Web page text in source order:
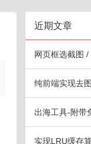
近期文章
网页框选截图
纯前端实现去
出海工具-附带
实现LRU缓存